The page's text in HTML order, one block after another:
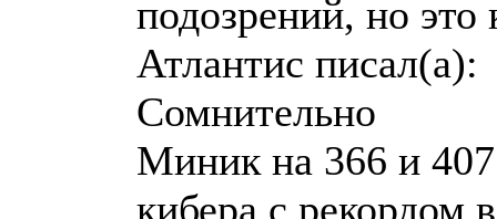
подозрений, но
Атлантис писал(а):
Сомнительно
Миник на 366 и 407
кибера с рекордом